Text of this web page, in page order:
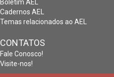
Boletim AEL
Cadernos AEL
Temas relacionados ao AEL
CONTATOS
Fale Conosco!
Visite-nos!